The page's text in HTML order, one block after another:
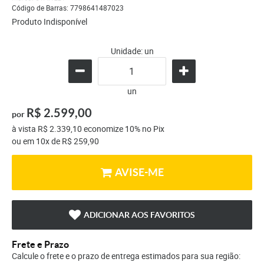
Código de Barras: 7798641487023
Produto Indisponível
Unidade: un
un
por R$ 2.599,00
à vista R$ 2.339,10 economize 10% no Pix
ou em 10xde R$ 259,90
AVISE-ME
ADICIONAR AOS FAVORITOS
Frete e Prazo
Calcule o frete e o prazo de entrega estimados para sua região: